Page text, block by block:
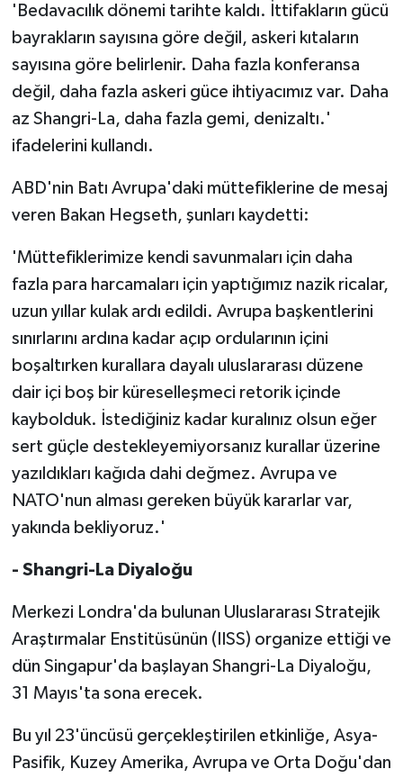
'Bedavacılık dönemi tarihte kaldı. İttifakların gücü
bayrakların sayısına göre değil, askeri kıtaların
sayısına göre belirlenir. Daha fazla konferansa
değil, daha fazla askeri güce ihtiyacımız var. Daha
az Shangri-La, daha fazla gemi, denizaltı.'
ifadelerini kullandı.
ABD'nin Batı Avrupa'daki müttefiklerine de mesaj
veren Bakan Hegseth, şunları kaydetti:
'Müttefiklerimize kendi savunmaları için daha
fazla para harcamaları için yaptığımız nazik ricalar,
uzun yıllar kulak ardı edildi. Avrupa başkentlerini
sınırlarını ardına kadar açıp ordularının içini
boşaltırken kurallara dayalı uluslararası düzene
dair içi boş bir küreselleşmeci retorik içinde
kaybolduk. İstediğiniz kadar kuralınız olsun eğer
sert güçle destekleyemiyorsanız kurallar üzerine
yazıldıkları kağıda dahi değmez. Avrupa ve
NATO'nun alması gereken büyük kararlar var,
yakında bekliyoruz.'
- Shangri-La Diyaloğu
Merkezi Londra'da bulunan Uluslararası Stratejik
Araştırmalar Enstitüsünün (IISS) organize ettiği ve
dün Singapur'da başlayan Shangri-La Diyaloğu,
31 Mayıs'ta sona erecek.
Bu yıl 23'üncüsü gerçekleştirilen etkinliğe, Asya-
Pasifik, Kuzey Amerika, Avrupa ve Orta Doğu'dan